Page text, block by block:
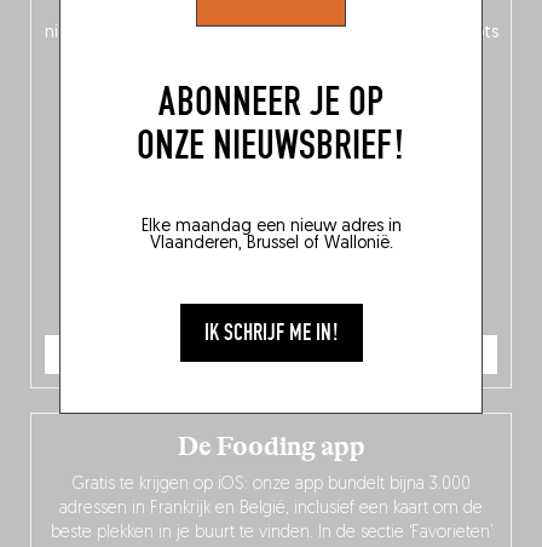
ABONNEER JE OP
ONZE NIEUWSBRIEF!
Elke maandag een nieuw adres in
Vlaanderen, Brussel of Wallonië.
IK SCHRIJF ME IN!
nieuwe adressen
10 bekroonde hotspots
IK BESTEL
De Fooding app
Gratis te krijgen op iOS: onze app bundelt bijna 3.000
adressen in Frankrijk en België, inclusief een kaart om de
beste plekken in je buurt te vinden. In de sectie ‘Favorieten’